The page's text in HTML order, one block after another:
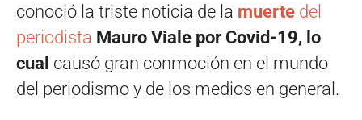
conoció la triste noticia de la muerte del
periodista Mauro Viale por Covid-19, lo
cual causó gran conmoción en el mundo
del periodismo y de los medios en general.